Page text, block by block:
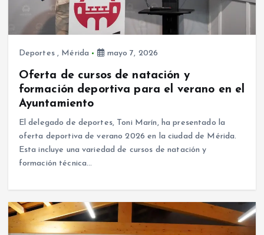
Deportes, Mérida mayo 7, 2026
Oferta de cursos de natación y
formación deportiva para el verano en el
Ayuntamiento
El delegado de deportes, Toni Marín, ha presentado la
oferta deportiva de verano 2026 en la ciudad de Mérida.
Esta incluye una variedad de cursos de natación y
formación técnica…